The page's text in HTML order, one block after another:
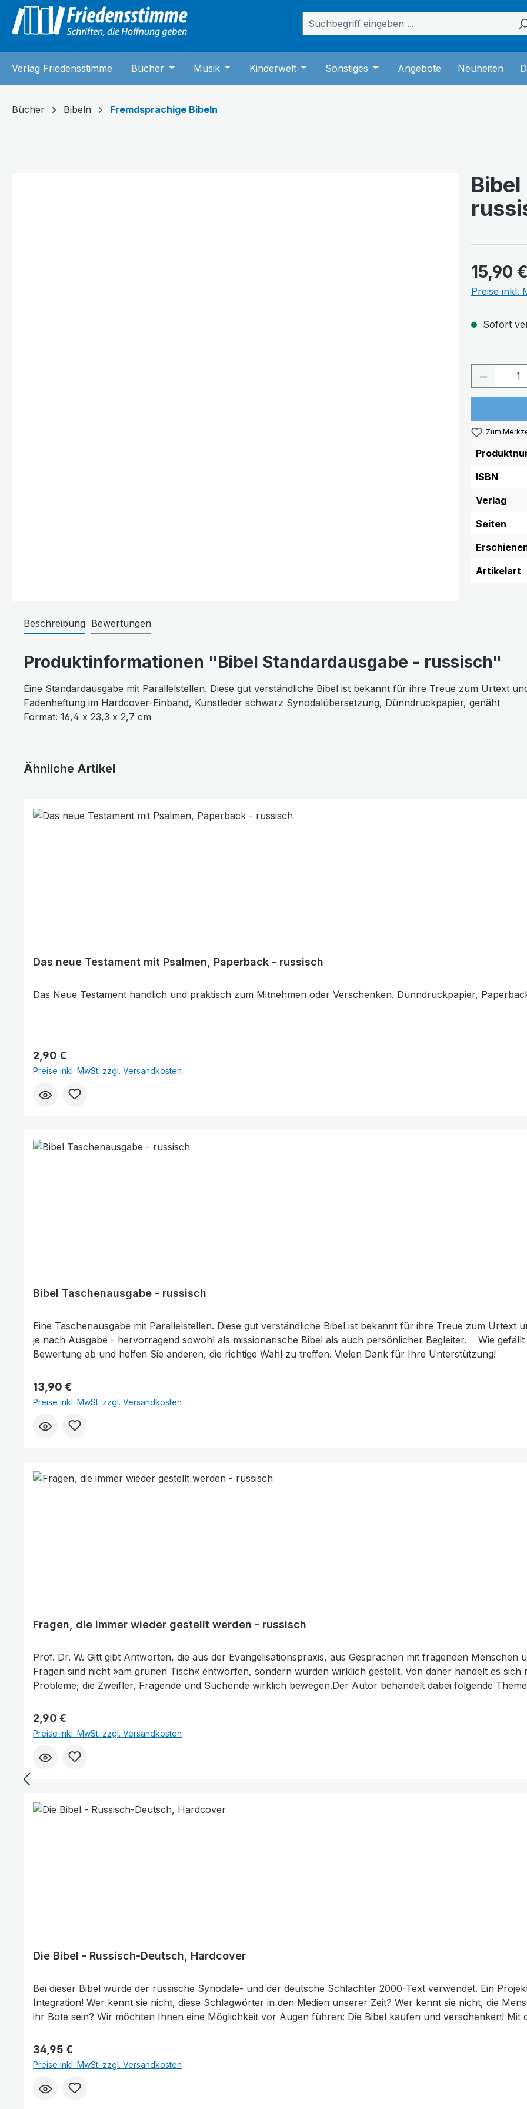
Zur Hauptnavigation springen
Verlag Friedensstimme Bücher Öffne oder Schließe das Dropdown der Kategorie Bücher
Musik Öffne oder Schließe das Dropdown der Kategorie Musik
Kinderwelt Öffne oder Schließe das Dropdown der Kategorie
Sonstiges Öffne oder Schließe das
Angebote Neuheiten
Bücher Bibeln Fremdsprachige Bibeln
15,90
Preise inkl.
Sofort
Zum
ISBN
Verlag
Seiten
Artikelart
Beschreibung Bewertungen
Produktinformationen "Bibel Standardausgabe - russisch"
Eine Standardausgabe mit Parallelstellen. Diese gut verständliche Bibel ist bekannt für ihre Treue zum Urtext
Fadenheftung im Hardcover-Einband, Kunstleder schwarz Synodalübersetzung, Dünndruckpapier, genäht
Format: 16,4 x 23,3 x 2,7 cm
Ähnliche Artikel
Das neue Testament mit Psalmen, Paperback - russisch
Das Neue Testament handlich und praktisch zum Mitnehmen oder Verschenken. Dünndruckpapier,
Regulärer Preis:
2,90 €
Preise inkl. MwSt. zzgl. Versandkosten
Bibel Taschenausgabe - russisch
Eine Taschenausgabe mit Parallelstellen. Diese gut verständliche Bibel ist bekannt für ihre Treue zum Urtext und ihrer
je nach Ausgabe - hervorragend sowohl als missionarische Bibel als auch persönlicher Begleiter. Wie gefällt Ihnen unser Produkt? ★★★★★ Geben Sie eine
Bewertung ab und helfen Sie anderen, die richtige Wahl zu treffen. Vielen Dank für Ihre Unterstützung!
Regulärer Preis:
13,90 €
Preise inkl. MwSt. zzgl. Versandkosten
Fragen, die immer wieder gestellt werden - russisch
Prof. Dr. W. Gitt gibt Antworten, die aus der Evangelisationspraxis, aus Gesprächen mit fragenden Menschen
Fragen sind nicht »am grünen Tisch« entworfen, sondern wurden wirklich gestellt. Von daher handelt es
Probleme, die Zweifler, Fragende und Suchende wirklich bewegen.Der Autor behandelt dabei folgende
Weitergabe an fragende und suchende Menschen bestens geeignet. 11. Auflage 20017
Regulärer Preis:
2,90 €
Preise inkl. MwSt. zzgl. Versandkosten
Die Bibel - Russisch-Deutsch, Hardcover
Bei dieser Bibel wurde der russische Synodale- und der deutsche Schlachter 2000-Text verwendet. Ein
Integration! Wer kennt sie nicht, diese Schlagwörter in den Medien unserer Zeit? Wer kennt sie nicht, die
ihr Bote sein? Wir möchten Ihnen eine Möglichkeit vor Augen führen: Die Bibel kaufen und verschenken! Mit
deutsch; Synodal/Schlachter 2000 5. Auflage 2017
Regulärer Preis:
34,95 €
Preise inkl. MwSt. zzgl. Versandkosten